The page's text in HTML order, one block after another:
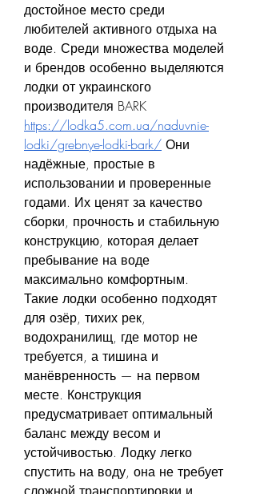
достойное место среди
любителей активного отдыха на
воде. Среди множества моделей
и брендов особенно выделяются
лодки от украинского
https://lodka5.com.ua/naduvnie-
lodki/grebnye-lodki-bark/ Они
надёжные, простые в
использовании и проверенные
годами. Их ценят за качество
сборки, прочность и стабильную
конструкцию, которая делает
пребывание на воде
максимально комфортным.
Такие лодки особенно подходят
для озёр, тихих рек,
водохранилищ, где мотор не
требуется, а тишина и
манёвренность — на первом
месте. Конструкция
предусматривает оптимальный
баланс между весом и
устойчивостью. Лодку легко
спустить на воду, она не требует